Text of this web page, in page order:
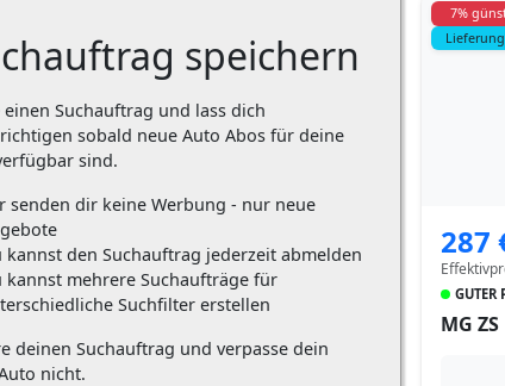
speichern
einen Suchauftrag und lass dich
sobald neue Auto Abos für deine
sind.
senden dir keine Werbung - nur neue
kannst den Suchauftrag jederzeit abmelden
kannst mehrere Suchaufträge für
Suchfilter erstellen
deinen Suchauftrag und verpasse dein
nicht.
7%
287
GUTER
MG ZS